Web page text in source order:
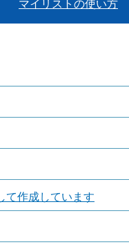
マイリストの使い方
て作成しています